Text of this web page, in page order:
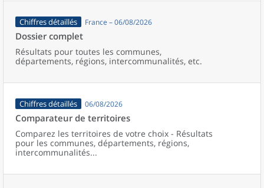
Chiffres détaillés France – 06/08/2026
Dossier complet
Résultats pour toutes les communes,
départements, régions, intercommunalités, etc.
Chiffres détaillés 06/08/2026
Comparateur de territoires
Comparez les territoires de votre choix - Résultats
pour les communes, départements, régions,
intercommunalités...